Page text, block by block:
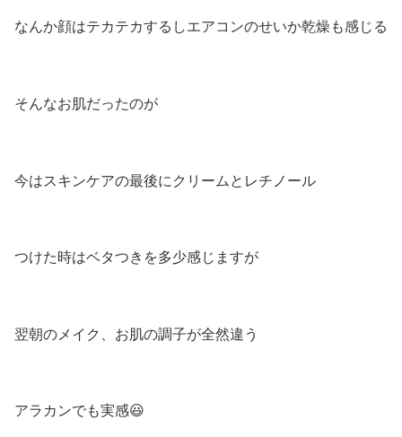
なんか顔はテカテカするしエアコンのせいか乾燥も感じる
そんなお肌だったのが
今はスキンケアの最後にクリームとレチノール
つけた時はベタつきを多少感じますが
翌朝のメイク、お肌の調子が全然違う
アラカンでも実感😃